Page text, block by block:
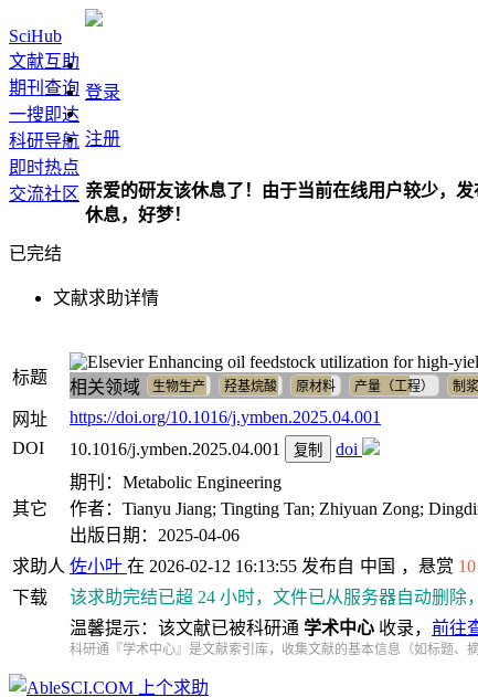
SciHub
文献互助
期刊查询
一搜即达
科研导航
即时热点
交流社区
登录
注册
亲爱的研友该休息了！由于当前在线用户较少，
休息，好梦！
已完结
文献求助详情
标题
Enhancing oil feedstock utilization for high-
相关领域
生物生产 羟基烷酸 原材料 产量（工程） 制
网址
https://doi.org/10.1016/j.ymben.2025.04.001
DOI
10.1016/j.ymben.2025.04.001 复制 doi
其它
期刊：Metabolic Engineering
作者：Tianyu Jiang; Tingting Tan; Zhiyuan Zong;
出版日期：2025-04-06
求助人 佐小叶 在 2026-02-12 16:13:55 发布自 中国 ，悬赏 10
下载
该求助完结已超 24 小时，文件已从服务器自动删除
温馨提示：该文献已被科研通 学术中心 收录， 前往
科研通『学术中心』是文献索引库，收集文献的基本信息（如标题、
上个求助